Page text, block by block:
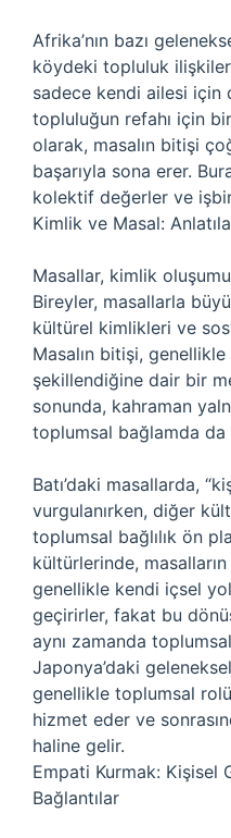
Afrika’nın bazı
köydeki topluluk
sadece kendi ailesi için
topluluğun refahı için
olarak, masalın bitişi
başarıyla sona erer.
kolektif değerler ve
Kimlik ve Masal:
Masallar, kimlik
Bireyler, masallarla
kültürel kimlikleri ve
Masalın bitişi,
şekillendiğine dair bir
sonunda, kahraman
toplumsal bağlamda da
Batı’daki masallarda,
vurgulanırken, diğer
toplumsal bağlılık ön
kültürlerinde,
genellikle kendi içsel
geçirirler, fakat bu
aynı zamanda
Japonya’daki
genellikle toplumsal
hizmet eder ve
haline gelir.
Empati Kurmak: Kişisel
Bağlantılar